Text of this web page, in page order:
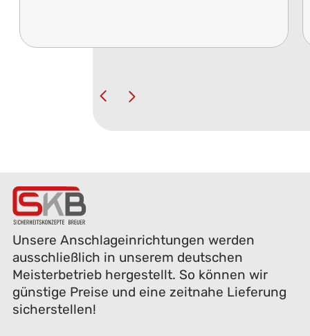
Unsere Anschlageinrichtungen werden
ausschließlich in unserem deutschen
Meisterbetrieb hergestellt. So können wir
günstige Preise und eine zeitnahe Lieferung
sicherstellen!